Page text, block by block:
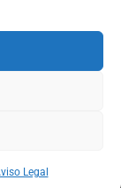
Legal